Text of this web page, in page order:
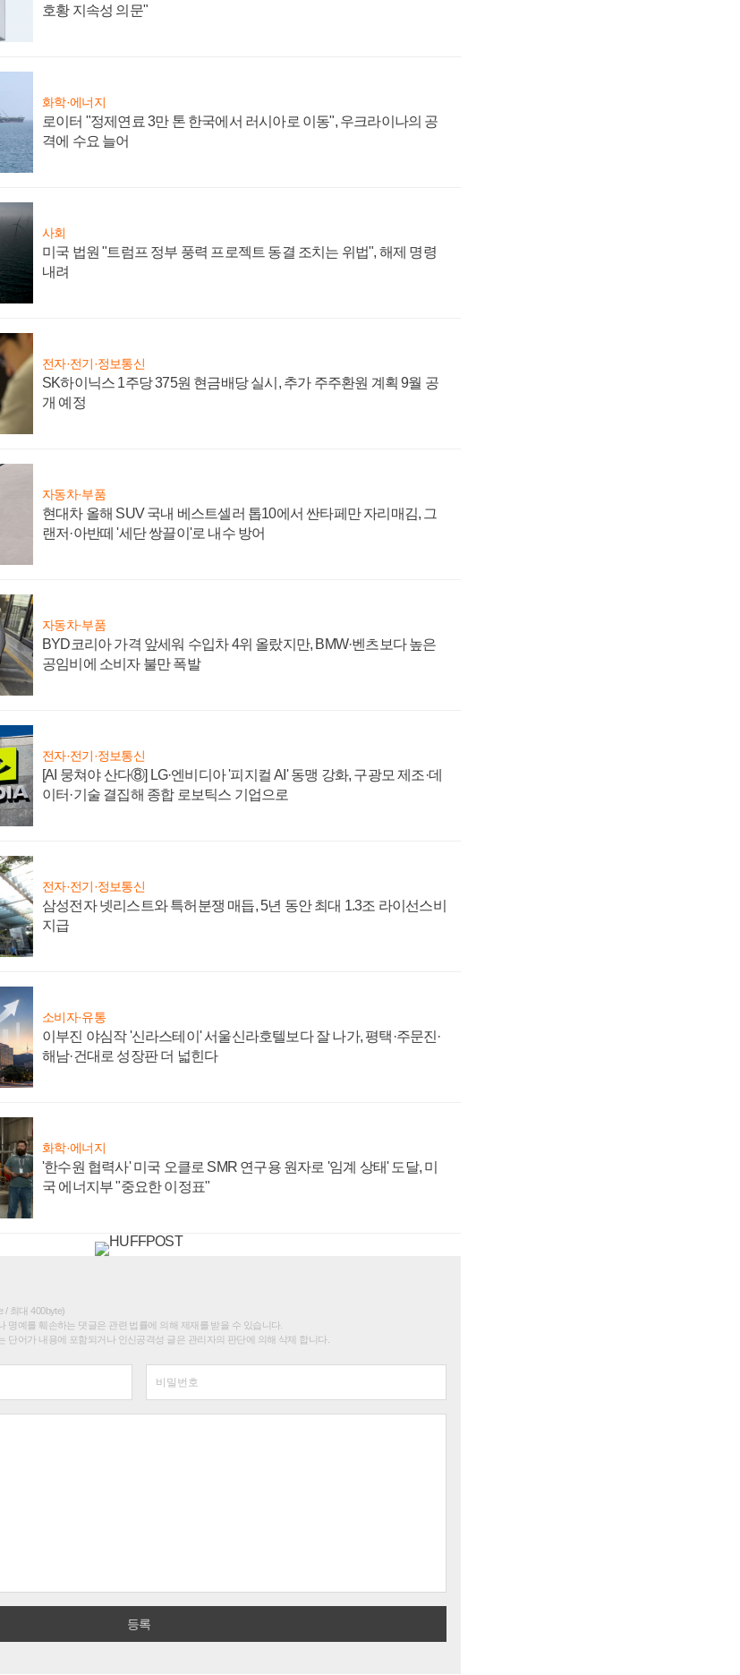
호황 지속성 의문"
화학·에너지
로이터 "정제연료 3만 톤 한국에서 러시아로 이동", 우크라이나의 공
격에 수요 늘어
사회
미국 법원 "트럼프 정부 풍력 프로젝트 동결 조치는 위법", 해제 명령
내려
전자·전기·정보통신
SK하이닉스 1주당 375원 현금배당 실시, 추가 주주환원 계획 9월 공
개 예정
자동차·부품
현대차 올해 SUV 국내 베스트셀러 톱10에서 싼타페만 자리매김, 그
랜저·아반떼 '세단 쌍끌이'로 내수 방어
자동차·부품
BYD코리아 가격 앞세워 수입차 4위 올랐지만, BMW·벤츠보다 높은
공임비에 소비자 불만 폭발
전자·전기·정보통신
[AI 뭉쳐야 산다⑧] LG·엔비디아 '피지컬 AI' 동맹 강화, 구광모 제조·데
이터·기술 결집해 종합 로보틱스 기업으로
전자·전기·정보통신
삼성전자 넷리스트와 특허분쟁 매듭, 5년 동안 최대 1.3조 라이선스비
지급
소비자·유통
이부진 야심작 '신라스테이' 서울신라호텔보다 잘 나가, 평택·주문진·
해남·건대로 성장판 더 넓힌다
화학·에너지
'한수원 협력사' 미국 오클로 SMR 연구용 원자로 '임계 상태' 도달, 미
국 에너지부 "중요한 이정표"
/ 최대 400byte)
명예를 훼손하는 댓글은 관련 법률에 의해 제재를 받을 수 있습니다.
단어가 내용에 포함되거나 인신공격성 글은 관리자의 판단에 의해 삭제 합니다.